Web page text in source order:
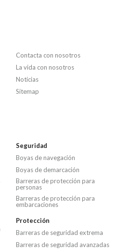
Contacta con nosotros
La vida con nosotros
Noticias
Sitemap
Seguridad
Boyas de navegación
Boyas de demarcación
Barreras de protección para
personas
Barreras de protección para
embarcaciones
Protección
Barreras de seguridad extrema
Barreras de seguridad avanzadas